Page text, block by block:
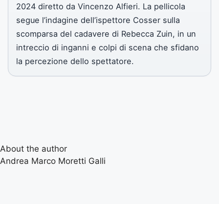
2024 diretto da Vincenzo Alfieri. La pellicola
segue l’indagine dell’ispettore Cosser sulla
scomparsa del cadavere di Rebecca Zuin, in un
intreccio di inganni e colpi di scena che sfidano
la percezione dello spettatore.
About the author
Andrea Marco Moretti Galli